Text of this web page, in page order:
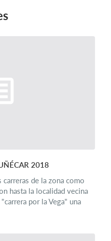
2018
de la zona como
hasta la localidad vecina
por la Vega" una